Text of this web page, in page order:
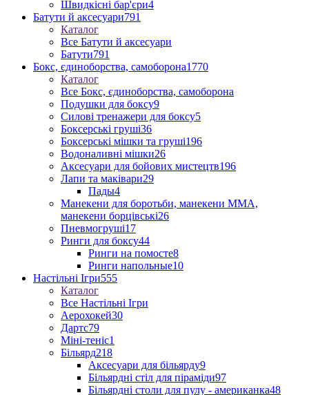
Швидкісні бар'єри4
Батути й аксесуари791
Каталог
Все Батути й аксесуари
Батути791
Бокс, єдиноборства, самоборона1770
Каталог
Все Бокс, єдиноборства, самоборона
Подушки для боксу9
Силові тренажери для боксу5
Боксерські груші36
Боксерські мішки та груші196
Водоналивні мішки26
Аксесуари для бойових мистецтв196
Лапи та маківари29
Пады4
Манекени для боротьби, манекени ММА,
манекени борцівські26
Пневмогруші17
Ринги для боксу44
Ринги на помосте8
Ринги напольные10
Настільні Ігри555
Каталог
Все Настільні Ігри
Аерохокей30
Дартс79
Міні-теніс1
Більярд218
Аксесуари для більярду9
Більярдні стіл для піраміди97
Більярдні столи для пулу - американка48